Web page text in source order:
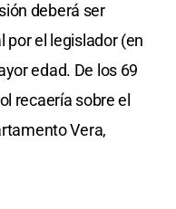
deberá ser
por el legislador (en
edad. De los 69
recaería sobre el
Vera,